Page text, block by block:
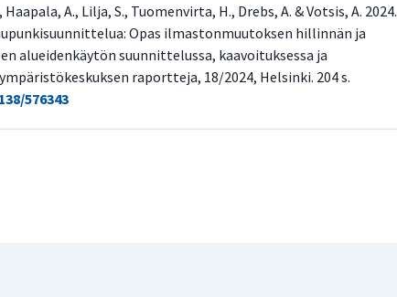
A., Lilja, S., Tuomenvirta, H., Drebs, A. & Votsis, A. 2024.
Opas ilmastonmuutoksen hillinnän ja
alueidenkäytön suunnittelussa, kaavoituksessa ja
raportteja, 18/2024, Helsinki. 204 s.
576343